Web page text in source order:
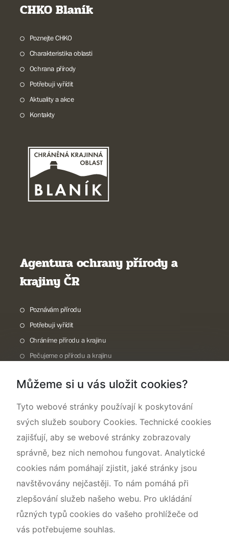
CHKO Blaník
Poznejte CHKO
Charakteristika oblasti
Ochrana přírody
Potřebuji vyřídit
Aktuality a akce
Kontakty
Agentura ochrany přírody a
krajiny ČR
Poznávám přírodu
Potřebuji vyřídit
Chráníme přírodu a krajinu
Pečujeme o přírodu a krajinu
O nás
Můžeme si u vás uložit cookies?
Tyto webové stránky používají k poskytování
svých služeb soubory Cookies. Technické cookies
zajišťují, aby se webové stránky zobrazovaly
správně, bez nich nemohou fungovat. Analytické
cookies nám pomáhají zjistit, jaké stránky jsou
navštěvovány nejčastěji. To nám pomáhá při
zlepšování služeb našeho webu. Pro ukládání
různých typů cookies do vašeho prohlížeče od
vás potřebujeme souhlas.